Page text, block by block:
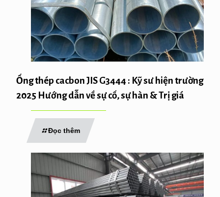
Ống thép cacbon JIS G3444 : Kỹ sư hiện trường
2025 Hướng dẫn về sự cố, sự hàn & Trị giá
Đọc thêm